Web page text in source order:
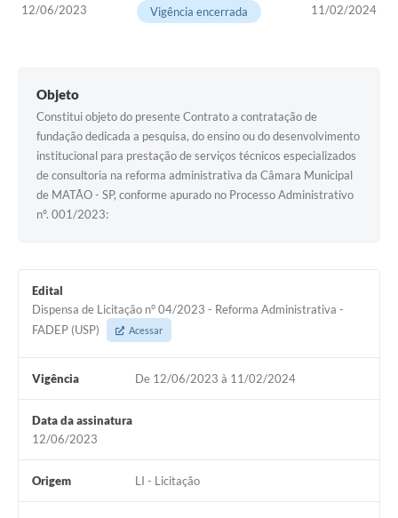
12/06/2023 11/02/2024
Vigência encerrada
Objeto
Constitui objeto do presente Contrato a contratação de
fundação dedicada a pesquisa, do ensino ou do desenvolvimento
institucional para prestação de serviços técnicos especializados
de consultoria na reforma administrativa da Câmara Municipal
de MATÃO - SP, conforme apurado no Processo Administrativo
nº. 001/2023:
Edital
Dispensa de Licitação n° 04/2023 - Reforma Administrativa -
FADEP (USP)
Acessar
Vigência De 12/06/2023 à 11/02/2024
Data da assinatura
12/06/2023
Origem LI - Licitação